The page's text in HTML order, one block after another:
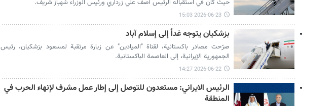
حيث كان في استقباله الرئيس آصف علي زرداري ورئيس الوزراء شهباز شريف.
2026-06-23 15:03
بزشكيان يتوجه غداً إلى إسلام آباد
صرّحت مصادر باكستانية، لقناة "الميادين" عن زيارة مرتقبة لمسعود بزشكيان، رئيس
الجمهورية الإيرانية، إلى العاصمة الباكستانية.
2026-06-22 14:27
الرئيس الايراني: مستعدون للتوصل إلى إطار عمل مشرف لإنهاء الحرب في
المنطقة